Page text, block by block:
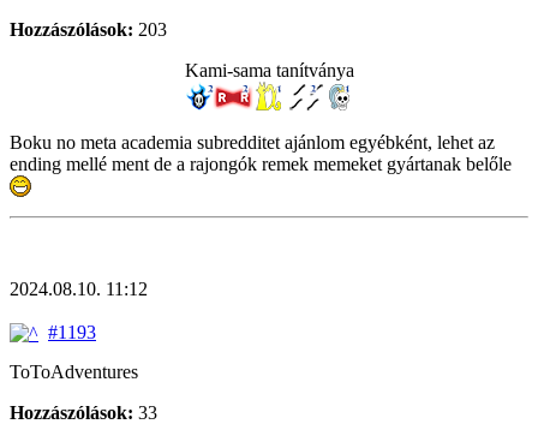
Hozzászólások: 203
Kami-sama tanítványa
Boku no meta academia subredditet ajánlom egyébként, lehet az
ending mellé ment de a rajongók remek memeket gyártanak belőle
2024.08.10. 11:12
#1193
ToToAdventures
Hozzászólások: 33